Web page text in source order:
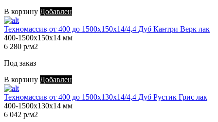
В корзину Добавлен
Техномассив от 400 до 1500х150х14/4,4 Дуб Кантри Верк лак
400-1500х150х14 мм
6 280 р/м2
Под заказ
В корзину Добавлен
Техномассив от 400 до 1500х130х14/4,4 Дуб Рустик Грис лак
400-1500х130х14 мм
6 042 р/м2